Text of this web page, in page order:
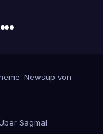
Newsup von
Sagmal